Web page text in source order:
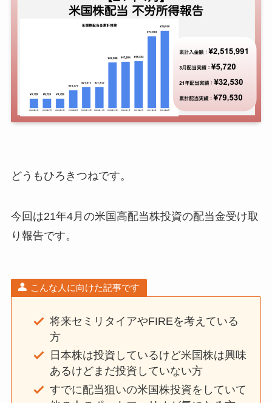
どうもひろきつねです。
今回は21年4月の米国高配当株投資の配当金受け取
り報告です。
こんな人に向けた記事です
将来セミリタイアやFIREを考えている
方
日本株は投資しているけど米国株は興味
あるけどまだ投資していない方
すでに配当狙いの米国株投資をしていて